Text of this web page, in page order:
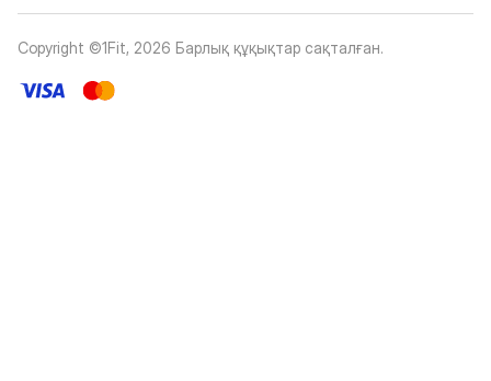
Copyright ©1Fit, 2026 Барлық құқықтар сақталған.